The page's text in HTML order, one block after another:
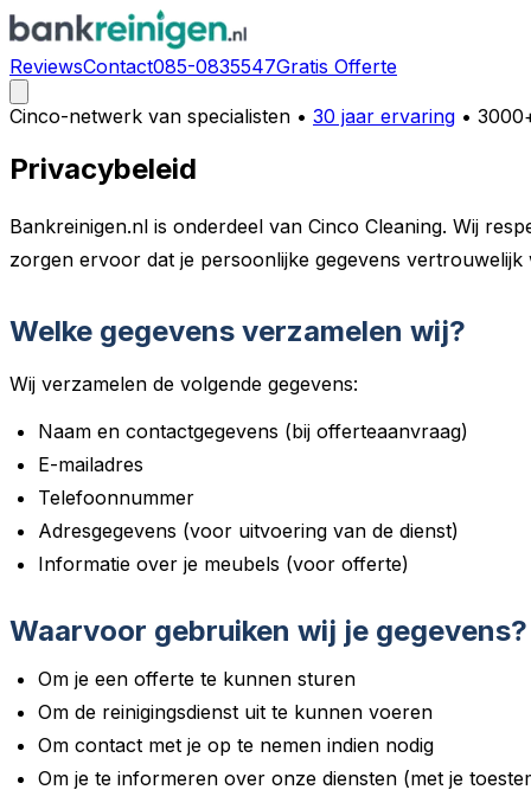
ReviewsContact085-0835547Gratis Offerte
Cinco-netwerk van specialisten • 30 jaar ervaring •
Privacybeleid
Bankreinigen.nl is onderdeel van Cinco Cleaning. Wij
zorgen ervoor dat je persoonlijke gegevens vertrouwelijk
Welke gegevens verzamelen wij?
Wij verzamelen de volgende gegevens:
Naam en contactgegevens (bij offerteaanvraag)
E-mailadres
Telefoonnummer
Adresgegevens (voor uitvoering van de dienst)
Informatie over je meubels (voor offerte)
Waarvoor gebruiken wij je gegevens?
Om je een offerte te kunnen sturen
Om de reinigingsdienst uit te kunnen voeren
Om contact met je op te nemen indien nodig
Om je te informeren over onze diensten (met je